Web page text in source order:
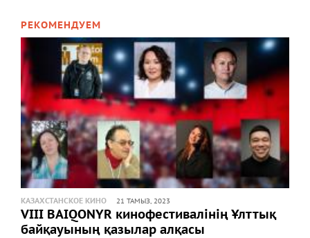
РЕКОМЕНДУЕМ
КАЗАХСТАНСКОЕ КИНО 21 ТАМЫЗ, 2023
VIII BAIQONYR кинофестивалінің Ұлттық
байқауының қазылар алқасы